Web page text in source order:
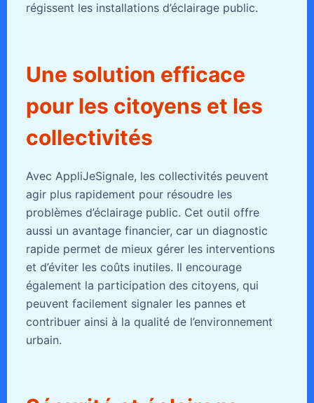
régissent les installations d’éclairage public.
Une solution efficace
pour les citoyens et les
collectivités
Avec AppliJeSignale, les collectivités peuvent
agir plus rapidement pour résoudre les
problèmes d’éclairage public. Cet outil offre
aussi un avantage financier, car un diagnostic
rapide permet de mieux gérer les interventions
et d’éviter les coûts inutiles. Il encourage
également la participation des citoyens, qui
peuvent facilement signaler les pannes et
contribuer ainsi à la qualité de l’environnement
urbain.